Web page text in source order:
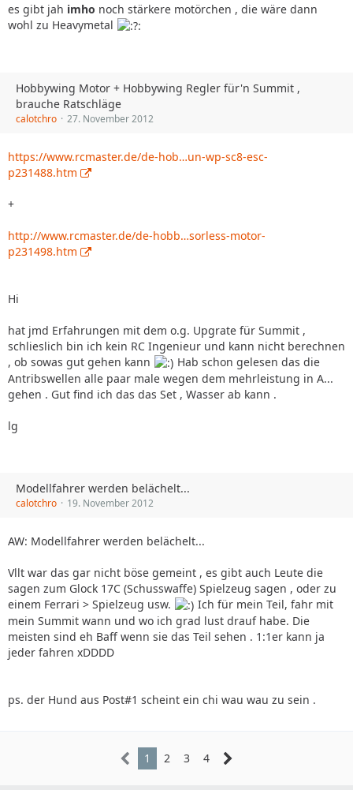
es gibt jah imho noch stärkere motörchen , die wäre dann
wohl zu Heavymetal
Hobbywing Motor + Hobbywing Regler für'n Summit ,
brauche Ratschläge
calotchro 27. November 2012
https://www.rcmaster.de/de-hob…un-wp-sc8-esc-
p231488.htm
+
http://www.rcmaster.de/de-hobb…sorless-motor-
p231498.htm
Hi
hat jmd Erfahrungen mit dem o.g. Upgrate für Summit ,
schlieslich bin ich kein RC Ingenieur und kann nicht berechnen
, ob sowas gut gehen kann
Hab schon gelesen das die
Antribswellen alle paar male wegen dem mehrleistung in A...
gehen . Gut find ich das das Set , Wasser ab kann .
lg
Modellfahrer werden belächelt...
calotchro 19. November 2012
AW: Modellfahrer werden belächelt...
Vllt war das gar nicht böse gemeint , es gibt auch Leute die
sagen zum Glock 17C (Schusswaffe) Spielzeug sagen , oder zu
einem Ferrari > Spielzeug usw.
Ich für mein Teil, fahr mit
mein Summit wann und wo ich grad lust drauf habe. Die
meisten sind eh Baff wenn sie das Teil sehen . 1:1er kann ja
jeder fahren xDDDD
ps. der Hund aus Post#1 scheint ein chi wau wau zu sein .
1 2 3 4